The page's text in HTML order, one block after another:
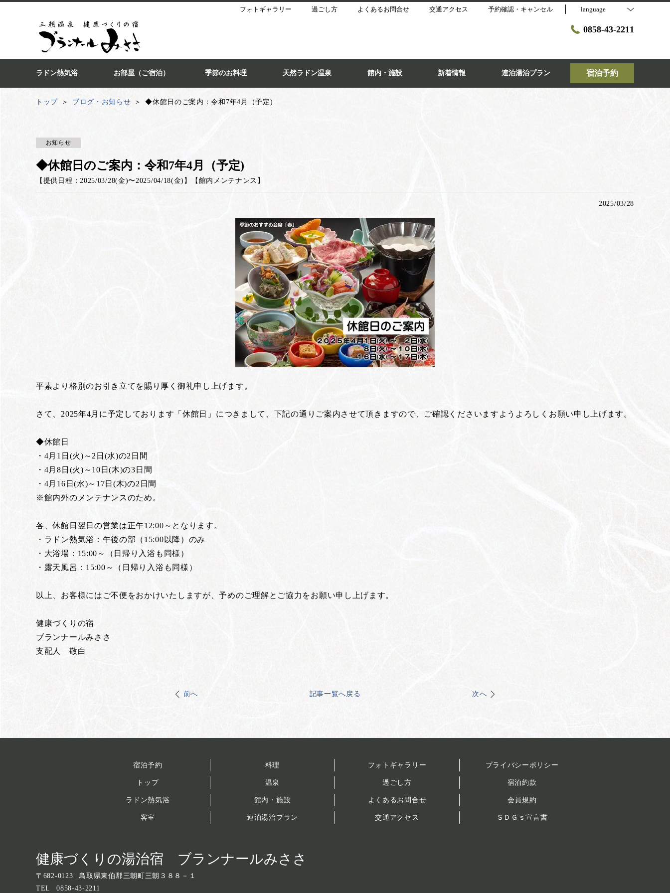
フォトギャラリー 過ごし方 よくあるお問合せ 交通アクセス 予約確認・キャンセル language
0858-43-2211
ラドン熱気浴 お部屋（ご宿泊） 季節のお料理 天然ラドン温泉 館内・施設 新着情報 連泊湯治プラン 宿泊予約
トップ ブログ・お知らせ ◆休館日のご案内：令和7年4月（予定)
お知らせ
◆休館日のご案内：令和7年4月（予定)
【提供日程：2025/03/28(金)〜2025/04/18(金) 】 【 館内メンテナンス 】
2025/03/28
平素より格別のお引き立てを賜り厚く御礼申し上げます。
さて、2025年4月に予定しております「休館日」につきまして、下記の通りご案内させて頂きますので、ご確認くださいますようよろしくお願い申し上げます。
◆休館日
・4月1日(火)～2日(水)の2日間
・4月8日(火)～10日(木)の3日間
・4月16日(水)～17日(木)の2日間
※館内外のメンテナンスのため。
各、休館日翌日の営業は正午12:00～となります。
・ラドン熱気浴：午後の部（15:00以降）のみ
・大浴場：15:00～（日帰り入浴も同様）
・露天風呂：15:00～（日帰り入浴も同様）
以上、お客様にはご不便をおかけいたしますが、予めのご理解とご協力をお願い申し上げます。
健康づくりの宿
ブランナールみささ
支配人 敬白
前へ 記事一覧へ戻る 次へ
宿泊予約
トップ
ラドン熱気浴
客室
料理
温泉
館内・施設
連泊湯治プラン
フォトギャラリー
過ごし方
よくあるお問合せ
交通アクセス
プライバシーポリシー
宿泊約款
会員規約
ＳＤＧｓ宣言書
健康づくりの湯治宿 ブランナールみささ
〒 682-0123
鳥取県東伯郡三朝町三朝３８８－１
TEL
0858-43-2211